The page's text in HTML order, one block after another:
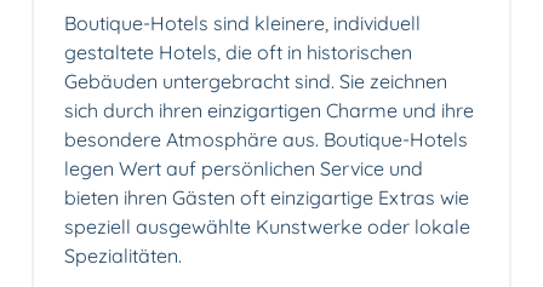
Boutique-Hotels sind kleinere, individuell
gestaltete Hotels, die oft in historischen
Gebäuden untergebracht sind. Sie zeichnen
sich durch ihren einzigartigen Charme und ihre
besondere Atmosphäre aus. Boutique-Hotels
legen Wert auf persönlichen Service und
bieten ihren Gästen oft einzigartige Extras wie
speziell ausgewählte Kunstwerke oder lokale
Spezialitäten.